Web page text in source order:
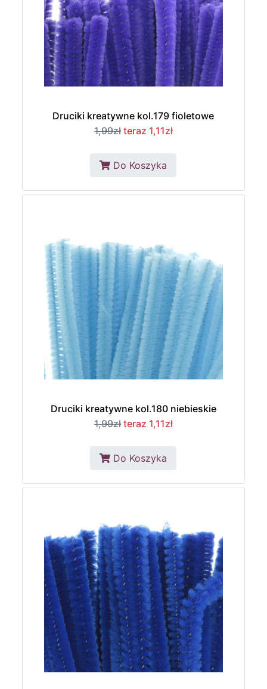
Druciki kreatywne kol.179 fioletowe
1,99zł teraz 1,11zł
Do Koszyka
Druciki kreatywne kol.180 niebieskie
1,99zł teraz 1,11zł
Do Koszyka